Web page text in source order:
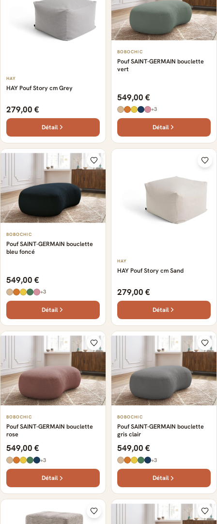
HAY
HAY Pouf Story cm Grey
279,00 €
Détail
BOBOCHIC
Pouf SAINT-GERMAIN bouclette
vert
549,00 €
+3
Détail
BOBOCHIC
Pouf SAINT-GERMAIN bouclette
bleu foncé
549,00 €
+3
Détail
HAY
HAY Pouf Story cm Sand
279,00 €
Détail
BOBOCHIC
Pouf SAINT-GERMAIN bouclette
rose
549,00 €
+3
Détail
BOBOCHIC
Pouf SAINT-GERMAIN bouclette
gris clair
549,00 €
+3
Détail